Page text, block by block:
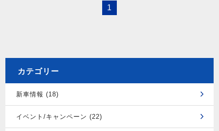
1
カテゴリー
新車情報 (18)
イベント/キャンペーン (22)